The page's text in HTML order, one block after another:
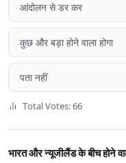
आंदोलन से डर कर
कुछ और बड़ा होने वाला होगा
पता नहीं
Total Votes: 66
भारत और न्यूजीलैंड के बीच होने